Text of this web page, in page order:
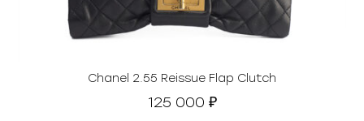
Chanel 2.55 Reissue Flap Clutch
125 000 ₽